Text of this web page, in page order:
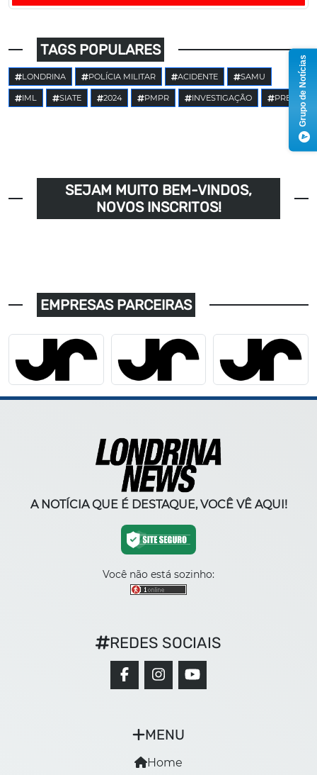
TAGS POPULARES
LONDRINA POLÍCIA MILITAR ACIDENTE SAMU
IML SIATE 2024 PMPR INVESTIGAÇÃO PRE
SEJAM MUITO BEM-VINDOS,
NOVOS INSCRITOS!
EMPRESAS PARCEIRAS
A NOTÍCIA QUE É DESTAQUE, VOCÊ VÊ AQUI!
Você não está sozinho:
MENU
Home
REDES SOCIAIS
Grupo de Notícias